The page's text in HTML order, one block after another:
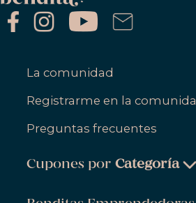
La comunidad
Registrarme en la
Preguntas frecuentes
Cupones porCategoría
Belleza & Cuidado Personal